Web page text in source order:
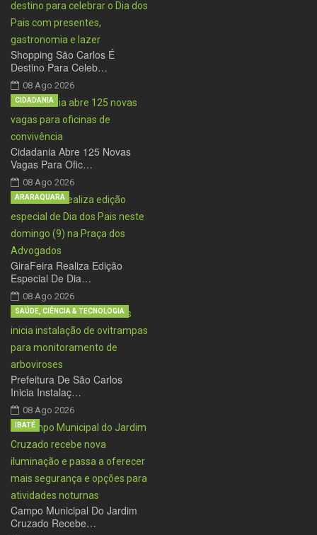
Shopping São Carlos É
Destino Para Celeb…
08 Ago 2026
Cidadania Abre 125 Novas
Vagas Para Ofic…
08 Ago 2026
CIDADANIA
GiraFeira Realiza Edição
Especial De Dia…
08 Ago 2026
ARARAQUARA
Prefeitura De São Carlos
Inicia Instalaç…
08 Ago 2026
SAÚDE, CIÊNCIA & TECNOLOGIA
Campo Municipal Do Jardim
Cruzado Recebe…
IBATÉ